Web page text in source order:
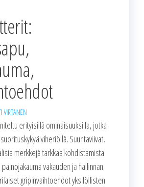
VIRTANEN
erityisillä ominaisuuksilla, jotka
viheriöllä. Suuntaviivat,
merkkejä tarkkaa kohdistamista
vakauden ja hallinnan
gripinvaihtoehdot yksilöllisten